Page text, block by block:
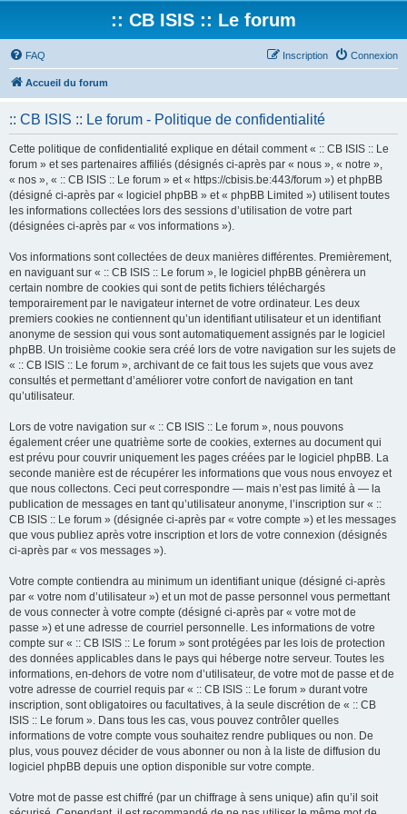
:: CB ISIS :: Le forum
FAQ Connexion
Inscription
Accueil du forum
:: CB ISIS :: Le forum - Politique de confidentialité
Cette politique de confidentialité explique en détail comment « :: CB ISIS :: Le
forum » et ses partenaires affiliés (désignés ci-après par « nous », « notre »,
« nos », « :: CB ISIS :: Le forum » et « https://cbisis.be:443/forum ») et phpBB
(désigné ci-après par « logiciel phpBB » et « phpBB Limited ») utilisent toutes
les informations collectées lors des sessions d’utilisation de votre part
(désignées ci-après par « vos informations »).
Vos informations sont collectées de deux manières différentes. Premièrement,
en naviguant sur « :: CB ISIS :: Le forum », le logiciel phpBB génèrera un
certain nombre de cookies qui sont de petits fichiers téléchargés
temporairement par le navigateur internet de votre ordinateur. Les deux
premiers cookies ne contiennent qu’un identifiant utilisateur et un identifiant
anonyme de session qui vous sont automatiquement assignés par le logiciel
phpBB. Un troisième cookie sera créé lors de votre navigation sur les sujets de
« :: CB ISIS :: Le forum », archivant de ce fait tous les sujets que vous avez
consultés et permettant d’améliorer votre confort de navigation en tant
qu’utilisateur.
Lors de votre navigation sur « :: CB ISIS :: Le forum », nous pouvons
également créer une quatrième sorte de cookies, externes au document qui
est prévu pour couvrir uniquement les pages créées par le logiciel phpBB. La
seconde manière est de récupérer les informations que vous nous envoyez et
que nous collectons. Ceci peut correspondre — mais n’est pas limité à — la
publication de messages en tant qu’utilisateur anonyme, l’inscription sur « ::
CB ISIS :: Le forum » (désignée ci-après par « votre compte ») et les messages
que vous publiez après votre inscription et lors de votre connexion (désignés
ci-après par « vos messages »).
Votre compte contiendra au minimum un identifiant unique (désigné ci-après
par « votre nom d’utilisateur ») et un mot de passe personnel vous permettant
de vous connecter à votre compte (désigné ci-après par « votre mot de
passe ») et une adresse de courriel personnelle. Les informations de votre
compte sur « :: CB ISIS :: Le forum » sont protégées par les lois de protection
des données applicables dans le pays qui héberge notre serveur. Toutes les
informations, en-dehors de votre nom d’utilisateur, de votre mot de passe et de
votre adresse de courriel requis par « :: CB ISIS :: Le forum » durant votre
inscription, sont obligatoires ou facultatives, à la seule discrétion de « :: CB
ISIS :: Le forum ». Dans tous les cas, vous pouvez contrôler quelles
informations de votre compte vous souhaitez rendre publiques ou non. De
plus, vous pouvez décider de vous abonner ou non à la liste de diffusion du
logiciel phpBB depuis une option disponible sur votre compte.
Votre mot de passe est chiffré (par un chiffrage à sens unique) afin qu’il soit